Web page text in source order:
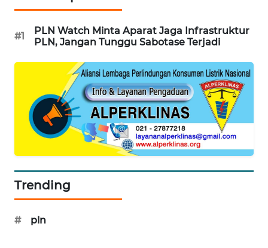
#1
PLN Watch Minta Aparat Jaga Infrastruktur
PLN, Jangan Tunggu Sabotase Terjadi
Trending
# pln
MAJALENGKA
WN
SUKABUMI
WN
PURWAKARTA
WN
PRIANGAN
TIMUR